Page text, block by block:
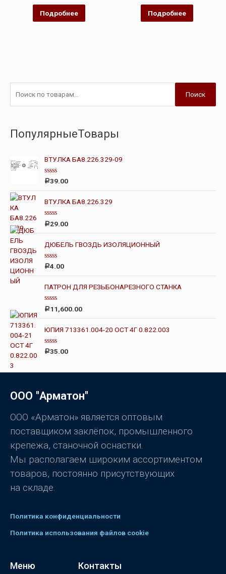
из
Подробнее
из
Подробнее
Поиск
ПопулярныеТовары
ВТУЛКА БА8.226.329-09
О
е
н
к
а
0
и
з
Р39.00
ВТУЛКА БА8.226.329
О
е
н
к
а
0
и
з
Р29.00
ДЮБЕЛЬ ГВОЗДЬ ИЗОЛЯЦИОННЫЙ
О
е
н
к
а
0
и
з
Р4.00
ПАТРОН ДЛЯ РЕЗЬБОНАРЕЗНОГО СТАНКА
О
е
н
к
а
0
и
Р11,600.00
ЮПИЯ 713361.004-20 ОСТ 4Г 0.822.003
О
и
з
Р35.00
ООО "Арматон"
ООО «Арматон» является оптовым
поставщиком заклёпок, промышленного
крепежа, станочной оснастки.
Мы располагаем широким ассортиментом
товаров, постоянно присутствующих
на складе.
Политика конфиденциальности
Политика использования файлов cookie
Меню Контакты